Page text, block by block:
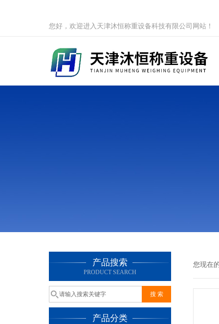
您好，欢迎进入天津沐恒称重设备科技有限公司网站！
产品搜索
PRODUCT SEARCH
产品分类
您现在